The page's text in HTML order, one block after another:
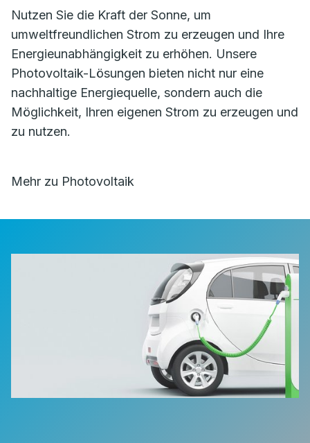
Nutzen Sie die Kraft der Sonne, um
umweltfreundlichen Strom zu erzeugen und Ihre
Energieunabhängigkeit zu erhöhen. Unsere
Photovoltaik-Lösungen bieten nicht nur eine
nachhaltige Energiequelle, sondern auch die
Möglichkeit, Ihren eigenen Strom zu erzeugen und
zu nutzen.
Mehr zu Photovoltaik